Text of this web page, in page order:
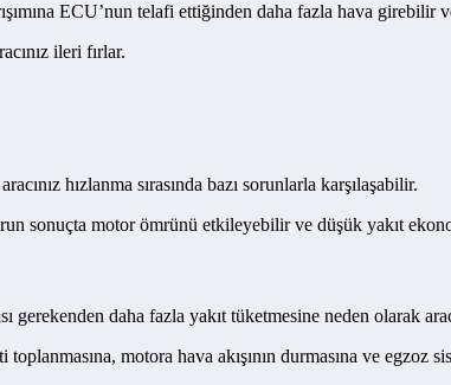
ECU’nun telafi ettiğinden daha fazla hava girebilir
ileri fırlar.
hızlanma sırasında bazı sorunlarla karşılaşabilir.
sonuçta motor ömrünü etkileyebilir ve düşük yakıt
daha fazla yakıt tüketmesine neden olarak
motora hava akışının durmasına ve egzoz